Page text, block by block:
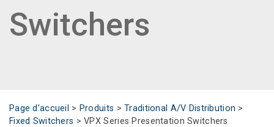
Support
Switchers
Page d’accueil > Produits >Traditional A/V Distribution >
Fixed Switchers >VPX Series Presentation Switchers